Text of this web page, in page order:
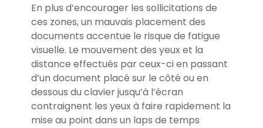
En plus d’encourager les sollicitations de
ces zones, un mauvais placement des
documents accentue le risque de fatigue
visuelle. Le mouvement des yeux et la
distance effectués par ceux-ci en passant
d’un document placé sur le côté ou en
dessous du clavier jusqu’à l’écran
contraignent les yeux à faire rapidement la
mise au point dans un laps de temps